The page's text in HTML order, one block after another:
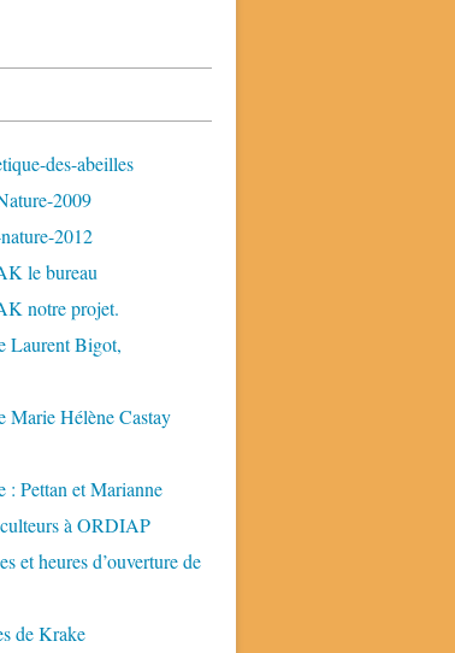
des-abeilles
2009
2012
le bureau
notre projet.
Laurent Bigot,
Marie Hélène Castay
: Pettan et Marianne
à ORDIAP
et heures d’ouverture de
de Krake